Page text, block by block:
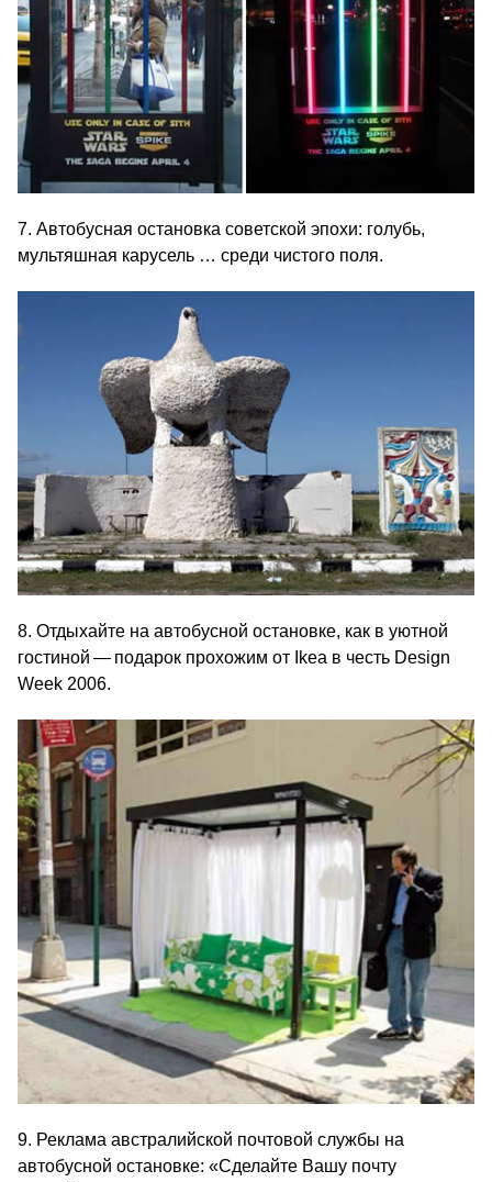
7. Автобусная остановка советской эпохи: голубь,
мультяшная карусель … среди чистого поля.
8. Отдыхайте на автобусной остановке, как в уютной
гостиной — подарок прохожим от Ikea в честь Design
Week 2006.
9. Реклама австралийской почтовой службы на
автобусной остановке: «Сделайте Вашу почту